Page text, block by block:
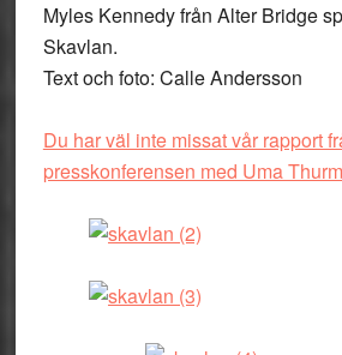
Myles Kennedy från Alter Bridge
Skavlan.
Text och foto: Calle Andersson
Du har väl inte missat vår rapport
presskonferensen med Uma